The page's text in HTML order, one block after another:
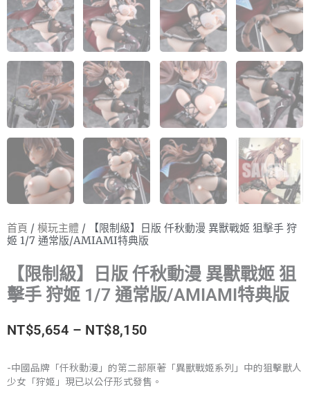
首頁 / 模玩主體 / 【限制級】日版 仟秋動漫 異獸戰姬 狙擊手 狩
姬 1/7 通常版/AMIAMI特典版
【限制級】日版 仟秋動漫 異獸戰姬 狙
擊手 狩姬 1/7 通常版/AMIAMI特典版
NT$5,654 – NT$8,150價
範
-中國品牌「仟秋動漫」的第二部原著「異獸戰姬系列」中的狙擊獸人
少女「狩姬」現已以公仔形式發售。